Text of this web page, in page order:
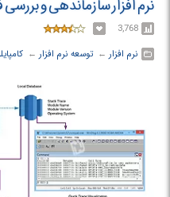
نرم افزار سازماندهی و
3,768
نرم افزار ← ‏توسعه نرم افزار ← ‏